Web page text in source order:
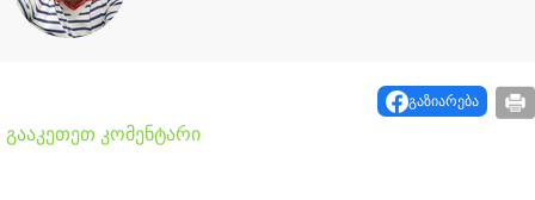
გაზიარება
გააკეთეთ კომენტარი